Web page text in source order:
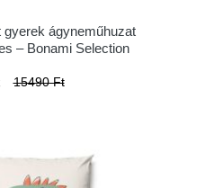
ágyneműhuzat
– Bonami Selection
15490 Ft